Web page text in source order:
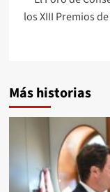
los XIII Premios
Más historias